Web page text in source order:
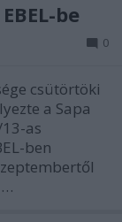
be
0
csütörtöki
a Sapa
as
ben